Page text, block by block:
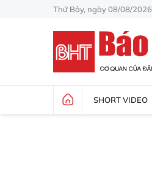
Thứ Bảy, ngày 08/08/2026
SHORT VIDEO